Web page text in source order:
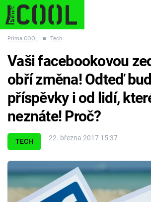
ESCAPE PLNEJ KOTEL AVENGERS 5
Témata
Filmy
Seriály
Prima COOL ■ Tech
TECH 22. března 2017 15:37
Vaši facebookovou
obří změna! Odteď
příspěvky i od lidí,
neznáte! Proč?